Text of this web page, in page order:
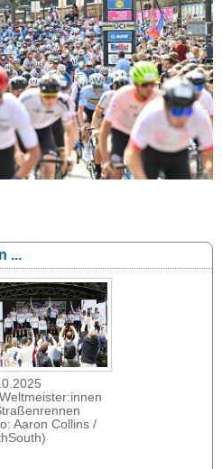
...
Aaron Collins /